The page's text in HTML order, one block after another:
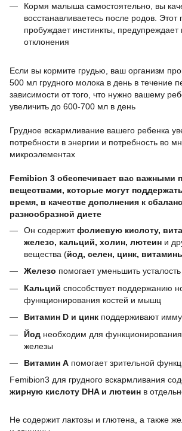
Кормя малыша самостоятельно, вы
восстанавливаетесь после родов. Этот
пробуждает инстинкты, предупреждает
отклонения
Если вы кормите грудью, ваш организм
500 мл грудного молока в день в течение
зависимости от того, что нужно вашему
увеличить до 600-700 мл в день
Грудное вскармливание вашего ребенка
потребности в энергии и потребность во
микроэлементах
Femibion 3 обеспечивает вас важными
веществами, которые могут
время, в качестве дополнения к
разнообразной диете
Он содержитфолиевую кислоту,
железо, кальций, холин, лютеин и
вещества (йод, селен, цинк,
Железо помогает уменьшить усталость
Кальций способствует поддержанию
функционирования костей и мышц
Витамин D и цинк поддерживают
Йод необходим для
железы
Витамин А помогает зрительной
Femibion3 для грудного вскармливания
жирную кислоту DHA и лютеин в
Не содержит лактозы и глютена, а также